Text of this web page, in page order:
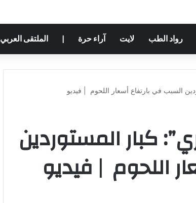
رواد الطب لايت آراء حرة الملتقى العربي
السبب في بارتفاع أسعار اللحوم | فيديو
كبار المستوردين
اللحوم | فيديو